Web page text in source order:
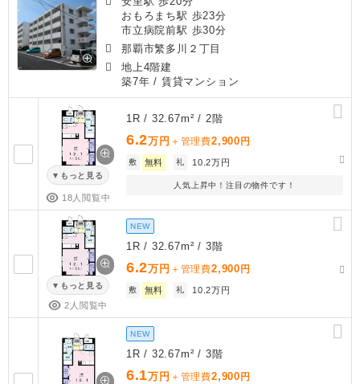
おもろまち駅 歩23分
市立病院前駅 歩30分
那覇市繁多川２丁目
地上4階建
築7年 / 賃貸マンション
もっと見る
18人閲覧中
1R / 32.67m² / 2階
6.2万円 ＋管理費2,900 円
敷 無料 礼 10.2万円
人気上昇中！注目の物件です！
もっと見る
2人閲覧中
NEW
1R / 32.67m² / 3階
6.2万円 ＋管理費2,900 円
敷 無料 礼 10.2万円
NEW
1R / 32.67m² / 3階
6.1万円 ＋管理費2,900 円